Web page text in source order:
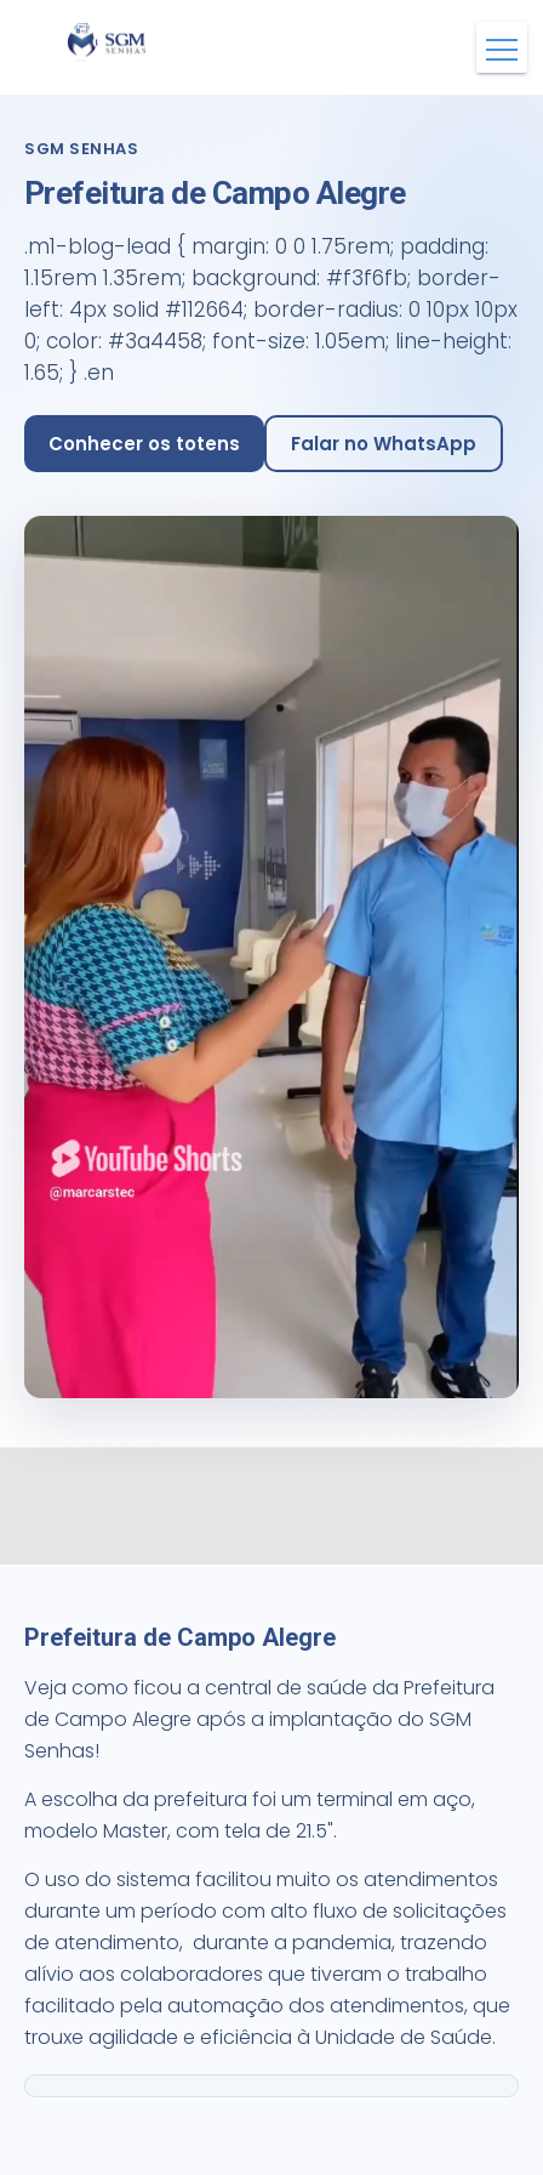
SGM SENHAS
Prefeitura de Campo Alegre
.m1-blog-lead { margin: 0 0 1.75rem; padding:
1.15rem 1.35rem; background: #f3f6fb; border-
left: 4px solid #112664; border-radius: 0 10px 10px
0; color: #3a4458; font-size: 1.05em; line-height:
1.65; } .en
Conhecer os totens Falar no WhatsApp
Prefeitura de Campo Alegre
Veja como ficou a central de saúde da Prefeitura
de Campo Alegre após a implantação do SGM
Senhas!
A escolha da prefeitura foi um terminal em aço,
modelo Master, com tela de 21.5".
O uso do sistema facilitou muito os atendimentos
durante um período com alto fluxo de solicitações
de atendimento, durante a pandemia, trazendo
alívio aos colaboradores que tiveram o trabalho
facilitado pela automação dos atendimentos, que
trouxe agilidade e eficiência à Unidade de Saúde.